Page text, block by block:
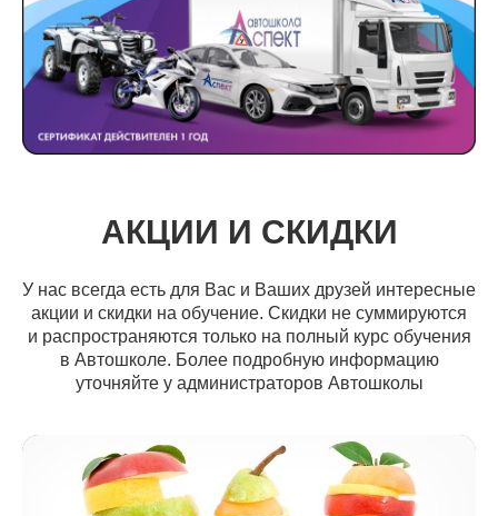
АКЦИИ И СКИДКИ
У нас всегда есть для Вас и Ваших друзей интересные
акции и скидки на обучение. Скидки не суммируются
и распространяются только на полный курс обучения
в Автошколе. Более подробную информацию
уточняйте у администраторов Автошколы